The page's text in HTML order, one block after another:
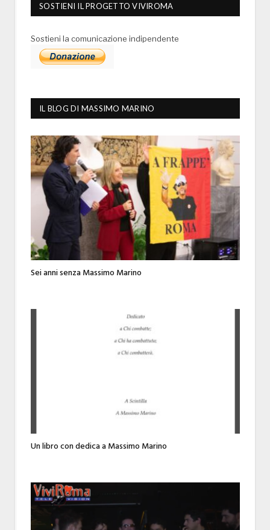
SOSTIENI IL PROGETTO VIVIROMA
Sostieni la comunicazione indipendente
IL BLOG DI MASSIMO MARINO
Sei anni senza Massimo Marino
Un libro con dedica a Massimo Marino